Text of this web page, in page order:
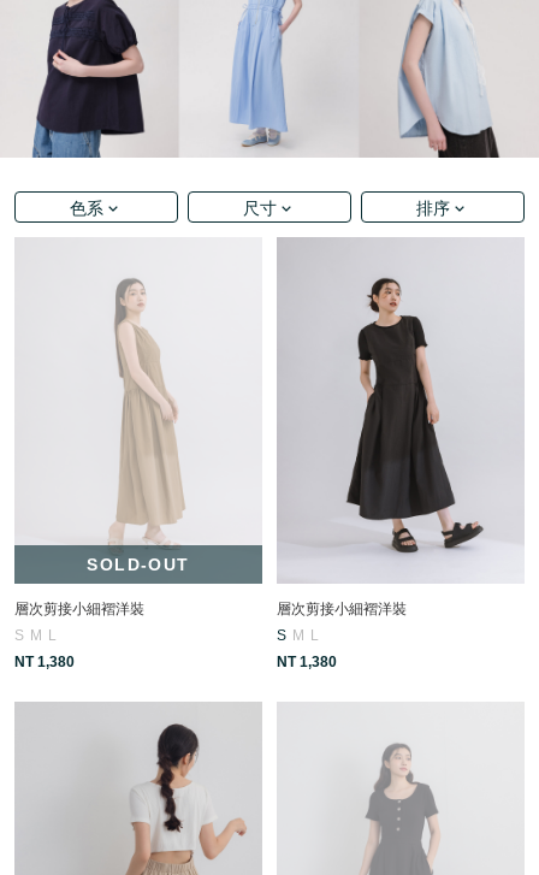
色系 尺寸 排序
SOLD-OUT
層次剪接小細褶洋裝
S M
L
NT 1,380
層次剪接小細褶洋裝
S M
L
NT 1,380